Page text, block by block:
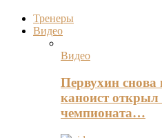
Тренеры
Видео
Видео
Первухин
каноист открыл
чемпионата…